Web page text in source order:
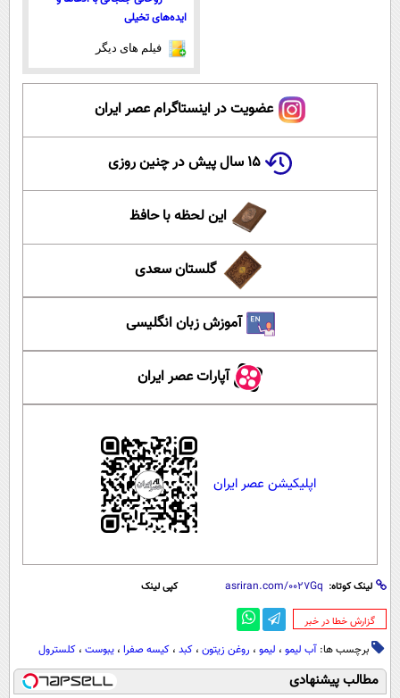
ایده‌های تخیلی
فیلم های دیگر
عضویت در اینستاگرام عصر ایران
۱۵ سال پیش در چنین روزی
این لحظه با حافظ
گلستان سعدی
آموزش زبان انگلیسی
آپارات عصر ایران
اپلیکیشن عصر ایران
لینک کوتاه: کپی لینک
‌گزارش خطا در خبر
برچسب ها: آب لیمو ، لیمو ، روغن زیتون ، کبد ، کیسه صفرا ، یبوست ، کلسترول
مطالب پیشنهادی